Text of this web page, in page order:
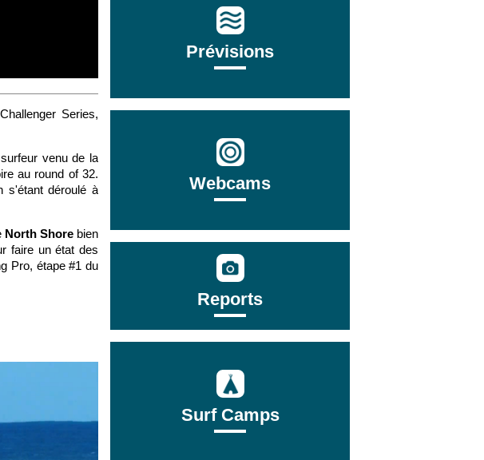
Series,
venu de la
au round of 32.
s'étant déroulé à
North Shore bien
faire un état des
Pro, étape #1 du
Prévisions
Webcams
Reports
Surf Camps